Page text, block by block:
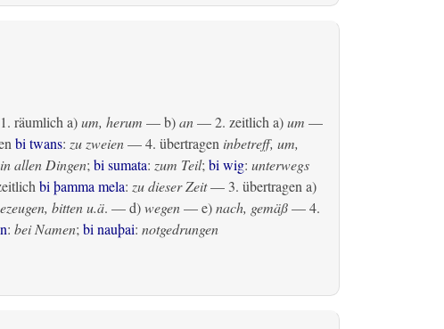
räumlicha)um, herum — b)an— 2. zeitlicha)um —
bi twans: zu zweien— 4. übertragen inbetreff, um,
in allen Dingen;bi sumata: zum Teil;bi wig: unterwegs
bi þamma mela: zu dieser Zeit— 3. übertragena)
bitten u.ä. — d)wegen— e)nach, gemäß— 4.
: bei Namen;bi nauþai: notgedrungen